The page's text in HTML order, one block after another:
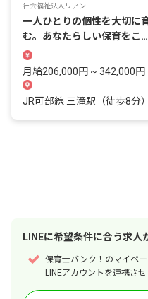
社会福祉法人リアン
一人ひとりの個性を大切に
む。あなたらしい保育をここ
で見つけませんか？
月給206,000円 ~ 342,000円
JR可部線 三滝駅（徒歩8分）
LINEに希望条件に合う求人
保育士バンク！のマイペー
LINEアカウントを連携させ